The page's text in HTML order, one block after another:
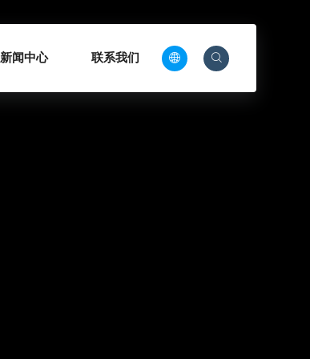
新闻中心 联系我们  